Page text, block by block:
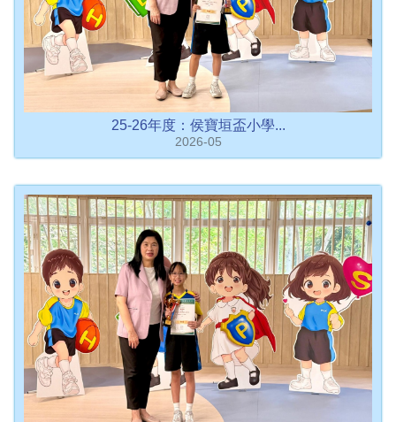
25-26年度：侯寶垣盃小學...
2026-05